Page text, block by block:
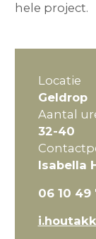
hele project.
Locatie
Geldrop
Aantal
32-40
Isabella
06 10 49